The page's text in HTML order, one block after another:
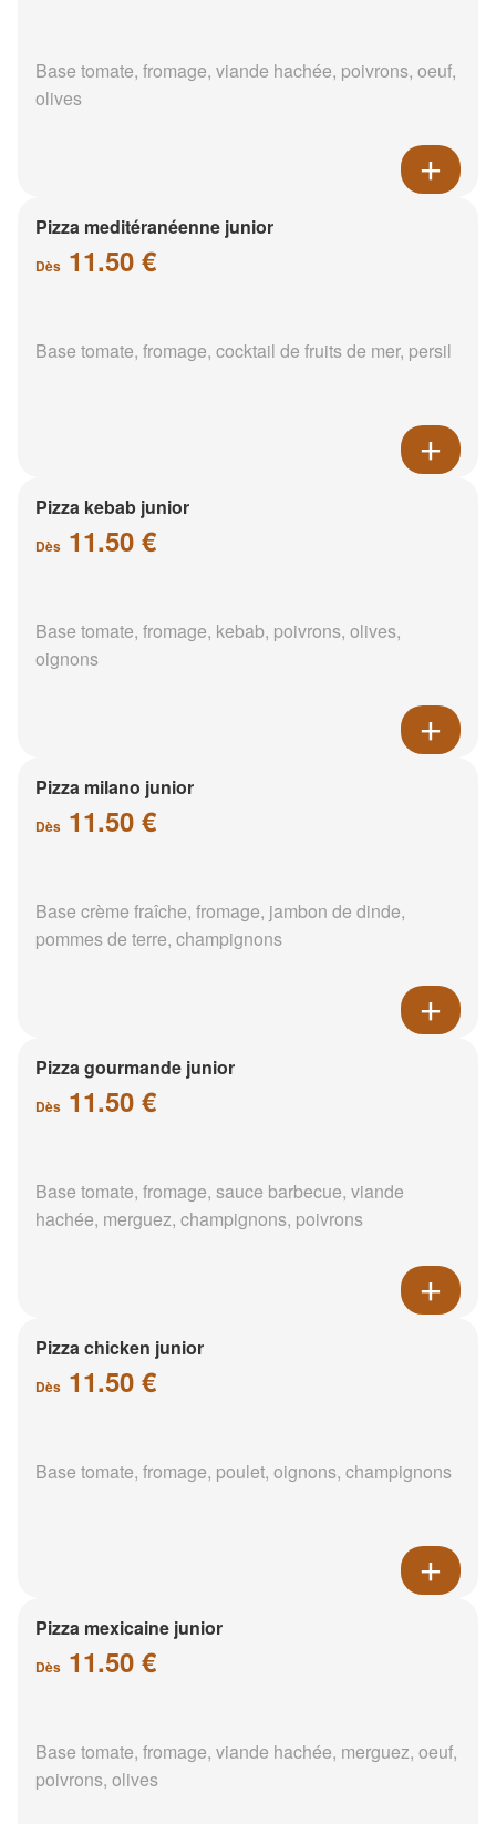
Base tomate, fromage, viande hachée, poivrons, oeuf,
olives
Pizza meditéranéenne junior
Dès 11.50 €
Base tomate, fromage, cocktail de fruits de mer, persil
Pizza kebab junior
Dès 11.50 €
Base tomate, fromage, kebab, poivrons, olives,
oignons
Pizza milano junior
Dès 11.50 €
Base crème fraîche, fromage, jambon de dinde,
pommes de terre, champignons
Pizza gourmande junior
Dès 11.50 €
Base tomate, fromage, sauce barbecue, viande
hachée, merguez, champignons, poivrons
Pizza chicken junior
Dès 11.50 €
Base tomate, fromage, poulet, oignons, champignons
Pizza mexicaine junior
Dès 11.50 €
Base tomate, fromage, viande hachée, merguez, oeuf,
poivrons, olives